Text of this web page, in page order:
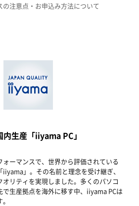
注意点・お申込み方法について
生産「iiyama PC」
ーマンスで、世界から評価されている
」。その名前と理念を受け継ぎ、
リティを実現しました。多くのパソコ
で生産拠点を海外に移す中、iiyama PCは